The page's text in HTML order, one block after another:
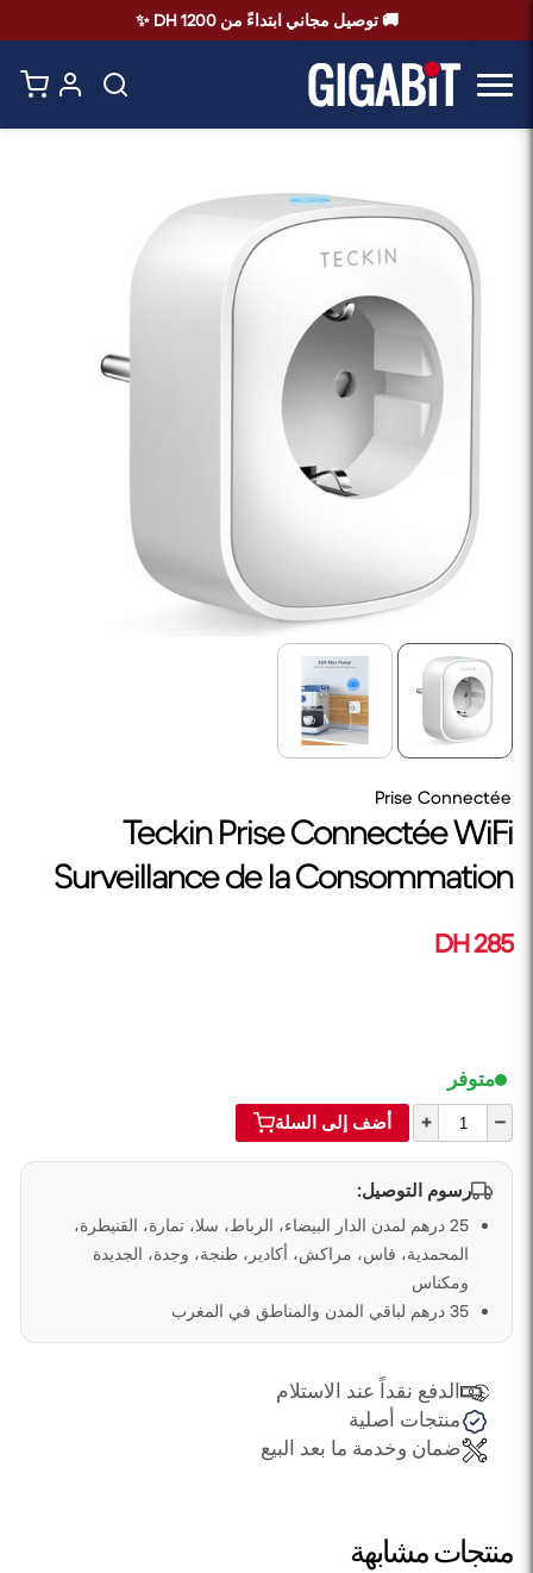
🚚 توصيل مجاني ابتداءً من 1200 DH ✨
Prise Connectée
Teckin Prise Connectée WiFi
Surveillance de la Consommation
285 DH
متوفر
–
+ أضف إلى السلة
رسوم التوصيل:
25 درهم لمدن الدار البيضاء، الرباط، سلا، تمارة، القنيطرة،
المحمدية، فاس، مراكش، أكادير، طنجة، وجدة، الجديدة
ومكناس
35 درهم لباقي المدن والمناطق في المغرب
الدفع نقداً عند الاستلام
منتجات أصلية
ضمان وخدمة ما بعد البيع
منتجات مشابهة